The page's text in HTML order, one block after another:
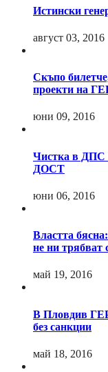
Истински
август 03, 2016
Скъпо
проекти на
юни 09, 2016
Чистка в ДПС
ДОСТ
юни 06, 2016
Властта
не ни трябват
май 19, 2016
В Пловдив
без санкции
май 18, 2016